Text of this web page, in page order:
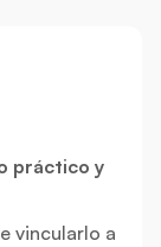
práctico y
vincularlo a